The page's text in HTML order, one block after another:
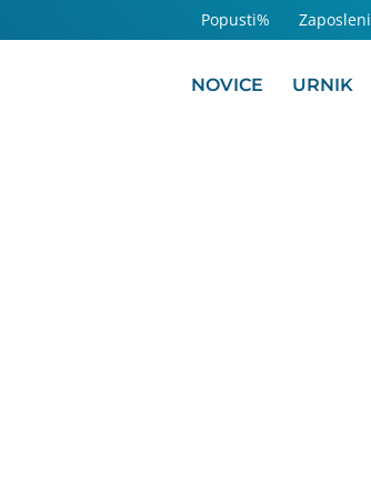
Popusti% Zaposleni
NOVICE URNIK